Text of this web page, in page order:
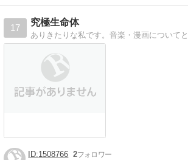
17
究極生命体
1508766 2